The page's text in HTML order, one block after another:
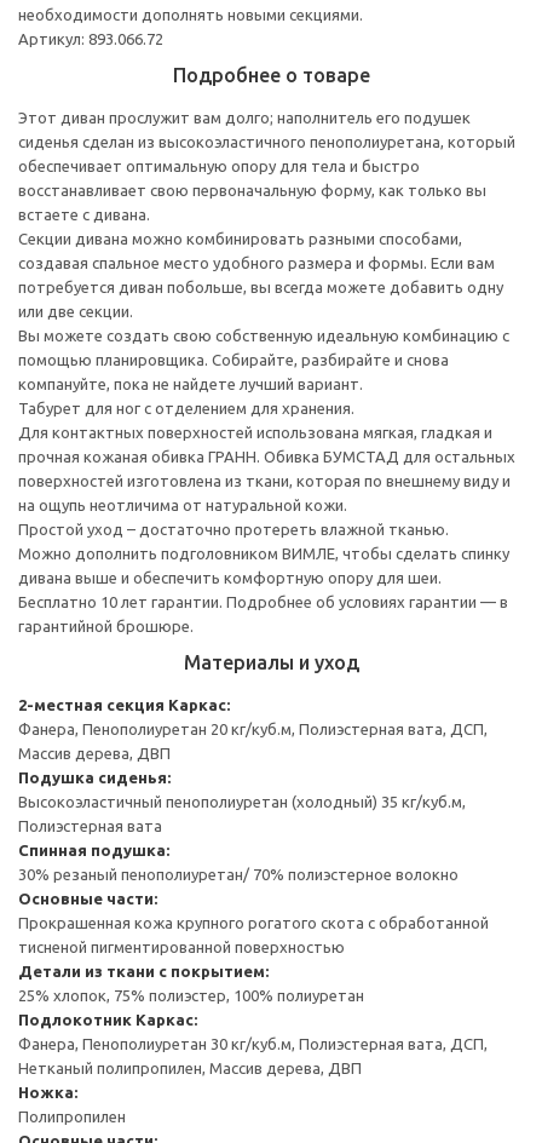
необходимости дополнять новыми секциями.
Артикул: 893.066.72
Подробнее о товаре
Этот диван прослужит вам долго; наполнитель его подушек
сиденья сделан из высокоэластичного пенополиуретана, который
обеспечивает оптимальную опору для тела и быстро
восстанавливает свою первоначальную форму, как только вы
встаете с дивана.
Секции дивана можно комбинировать разными способами,
создавая спальное место удобного размера и формы. Если вам
потребуется диван побольше, вы всегда можете добавить одну
или две секции.
Вы можете создать свою собственную идеальную комбинацию с
помощью планировщика. Собирайте, разбирайте и снова
компануйте, пока не найдете лучший вариант.
Табурет для ног с отделением для хранения.
Для контактных поверхностей использована мягкая, гладкая и
прочная кожаная обивка ГРАНН. Обивка БУМСТАД для остальных
поверхностей изготовлена из ткани, которая по внешнему виду и
на ощупь неотличима от натуральной кожи.
Простой уход – достаточно протереть влажной тканью.
Можно дополнить подголовником ВИМЛЕ, чтобы сделать спинку
дивана выше и обеспечить комфортную опору для шеи.
Бесплатно 10 лет гарантии. Подробнее об условиях гарантии — в
гарантийной брошюре.
Материалы и уход
2-местная секция Каркас:
Фанера, Пенополиуретан 20 кг/куб.м, Полиэстерная вата, ДСП,
Массив дерева, ДВП
Подушка сиденья:
Высокоэластичный пенополиуретан (холодный) 35 кг/куб.м,
Полиэстерная вата
Спинная подушка:
30% резаный пенополиуретан/ 70% полиэстерное волокно
Основные части:
Прокрашенная кожа крупного рогатого скота с обработанной
тисненой пигментированной поверхностью
Детали из ткани с покрытием:
25% хлопок, 75% полиэстер, 100% полиуретан
Подлокотник Каркас:
Фанера, Пенополиуретан 30 кг/куб.м, Полиэстерная вата, ДСП,
Нетканый полипропилен, Массив дерева, ДВП
Ножка:
Полипропилен